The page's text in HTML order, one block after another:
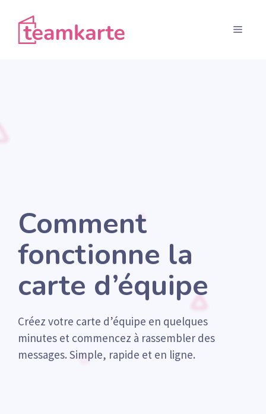
contenu
Menu
Comment
fonctionne la
carte d’équipe
Créez votre carte d’équipe en quelques
minutes et commencez à rassembler des
messages. Simple, rapide et en ligne.